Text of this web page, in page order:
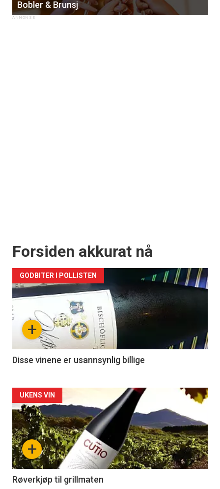
Bobler & Brunsj
Forsiden akkurat nå
+
GODBITER I POLLISTEN
Disse vinene er usannsynlig billige
Forsiden
akkurat
nå
-
2
+
UKENS VIN
Røverkjøp til grillmaten